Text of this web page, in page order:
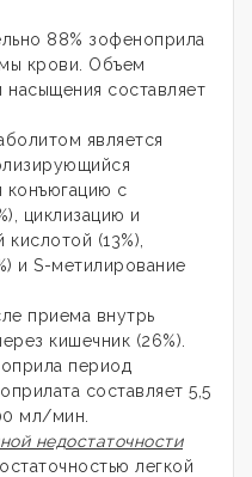
88% зофеноприла
крови. Объем
насыщения составляет
является
конъюгацию с
циклизацию и
(13%),
и S-метилирование
приема внутрь
кишечник (26%).
период
составляет 5,5
мл/мин.
недостаточности
легкой